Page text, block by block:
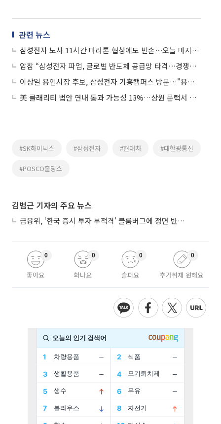
관련 뉴스
삼성전자 노사 11시간 마라톤 협상에도 빈손⋯오늘 마지막 조정 돌입
암참 “삼성전자 파업, 글로벌 반도체 공급망 타격⋯경쟁국 반사이익”
이상일 용인시장 후보, 삼성전자 기흥캠퍼스 방문…"용인 국가산단 정상 추진돼야"
美 클래리티 법안 연내 통과 가능성 13%…상원 문턱서 제동
#SK하이닉스 #삼성전자 #현대차 #대한광통신
#POSCO홀딩스
김범근 기자의 주요 뉴스
금융위, ‘한국 증시 투자 부적격’ 블룸버그에 정면 반박…“근거 불분명”
좋아요
0
화나요
0
슬퍼요
0
추가취재 원해요
0